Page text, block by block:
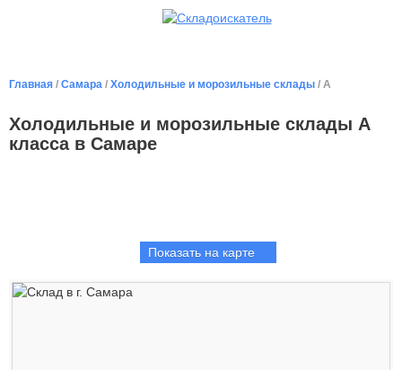
Главная / Самара / Холодильные и морозильные склады / A
Холодильные и морозильные склады А
класса в Самаре
Показать на карте